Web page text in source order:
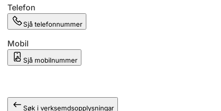
Telefon
Sjå telefonnummer
Mobil
Sjå mobilnummer
Søk i verksemdsopplysningar